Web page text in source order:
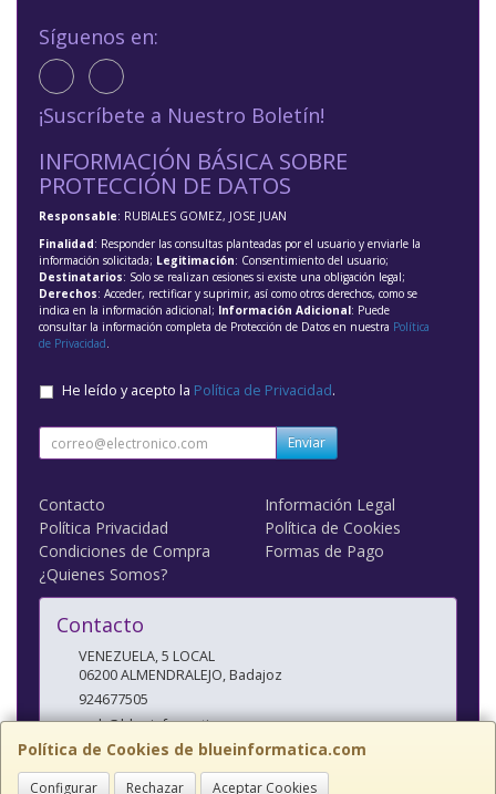
Política de Cookies de blueinformatica.com
Configurar Rechazar Aceptar Cookies
Síguenos en:
¡Suscríbete a Nuestro Boletín!
INFORMACIÓN BÁSICA SOBRE
PROTECCIÓN DE DATOS
Responsable: RUBIALES GOMEZ, JOSE JUAN
Finalidad: Responder las consultas planteadas por el usuario y enviarle la
información solicitada; Legitimación: Consentimiento del usuario;
Destinatarios: Solo se realizan cesiones si existe una obligación legal;
Derechos: Acceder, rectificar y suprimir, así como otros derechos, como se
indica en la información adicional; Información Adicional: Puede
consultar la información completa de Protección de Datos en nuestra Política
de Privacidad.
He leído y acepto la Política de Privacidad.
Enviar
Contacto
Información Legal
Política Privacidad
Política de Cookies
Condiciones de Compra
Formas de Pago
¿Quienes Somos?
Contacto
VENEZUELA, 5 LOCAL
06200ALMENDRALEJO,Badajoz
924677505
web@blueinformatica.com